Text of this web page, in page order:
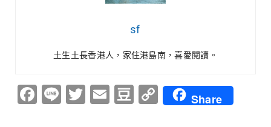
sf
土生土長香港人，家住港島南，喜愛閱讀。
Facebook
LineTwitter
EmailDouban
CopyShare